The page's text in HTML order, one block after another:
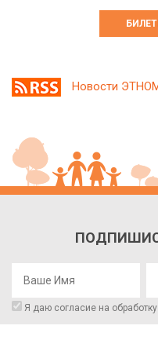
Новости
Я даю согласие на обработку